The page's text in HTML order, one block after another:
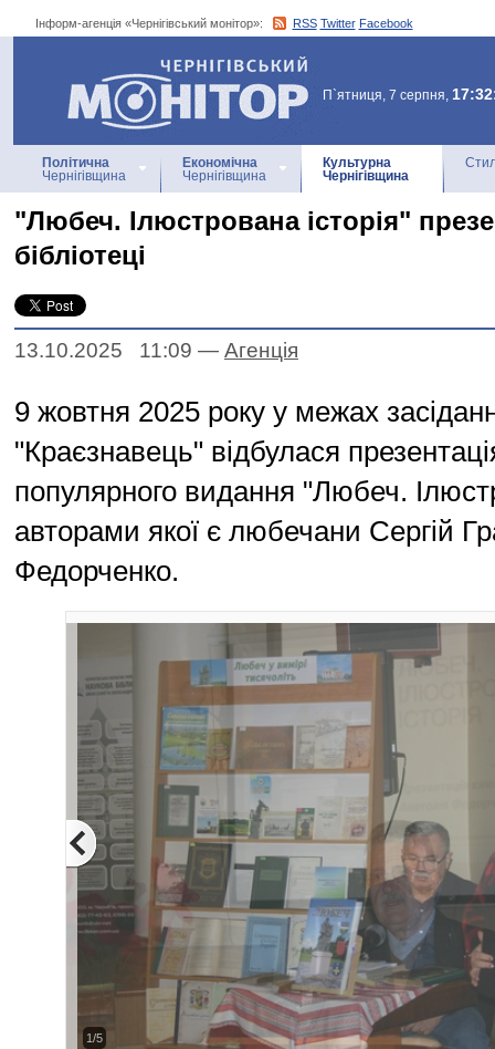
Інформ-агенція «Чернігівський монітор»: RSS Twitter Facebook
Інформ-агенція
«Чернігівський монітор»
П`ятниця, 7 серпня,
Політична
Чернігівщина
Економічна
Чернігівщина
Культурна
Чернігівщина
"Любеч. Ілюстрована історія"
бібліотеці
13.10.2025 11:09 — Агенцiя
9 жовтня 2025 року у межах
"Краєзнавець" відбулася
популярного видання "Любеч.
авторами якої є любечани Сергій
Федорченко.
2/5